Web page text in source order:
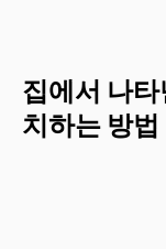
집에서 나
치하는 방법